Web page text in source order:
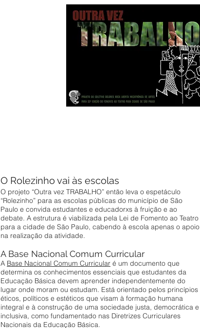
O Rolezinho vai às escolas
O projeto “Outra vez TRABALHO” então leva o espetáculo
“Rolezinho” para as escolas públicas do município de São
Paulo e convida estudantes e educadorxs à fruição e ao
debate. A estrutura é viabilizada pela Lei de Fomento ao Teatro
para a cidade de São Paulo, cabendo à escola apenas o apoio
na realização da atividade.
A Base Nacional Comum Curricular
A Base Nacional Comum Curricular é um documento que
determina os conhecimentos essenciais que estudantes da
Educação Básica devem aprender independentemente do
lugar onde moram ou estudam. Está orientado pelos princípios
éticos, políticos e estéticos que visam à formação humana
integral e à construção de uma sociedade justa, democrática e
inclusiva, como fundamentado nas Diretrizes Curriculares
Nacionais da Educação Básica.